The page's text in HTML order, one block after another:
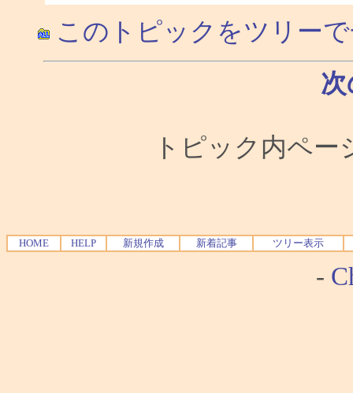
このトピックをツリー
次
トピック内ペー
HOME HELP 新規作成 新着記事 ツリー表示
-